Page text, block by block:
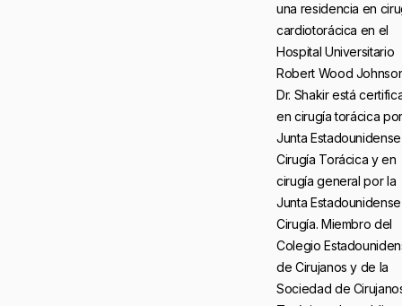
una residencia en
cardiotorácica en el
Hospital Universitario
Robert Wood
Dr. Shakir está
en cirugía torácica
Junta
Cirugía Torácica y en
cirugía general por la
Junta
Cirugía. Miembro del
Colegio
de Cirujanos y de la
Sociedad de